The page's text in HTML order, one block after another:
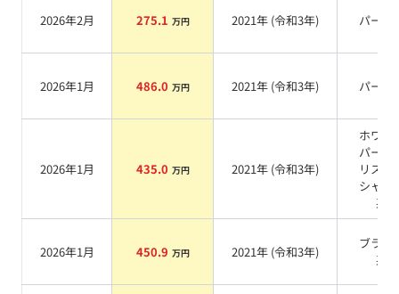
2026年2月 275.1 万円 2021年 (令和3年) パール
2026年1月 486.0 万円 2021年 (令和3年) パール
2026年1月 435.0 万円 2021年 (令和3年)
ホワイ
パール
リスタ
シャイ
系
2026年1月 450.9 万円 2021年 (令和3年)
ブラッ
系